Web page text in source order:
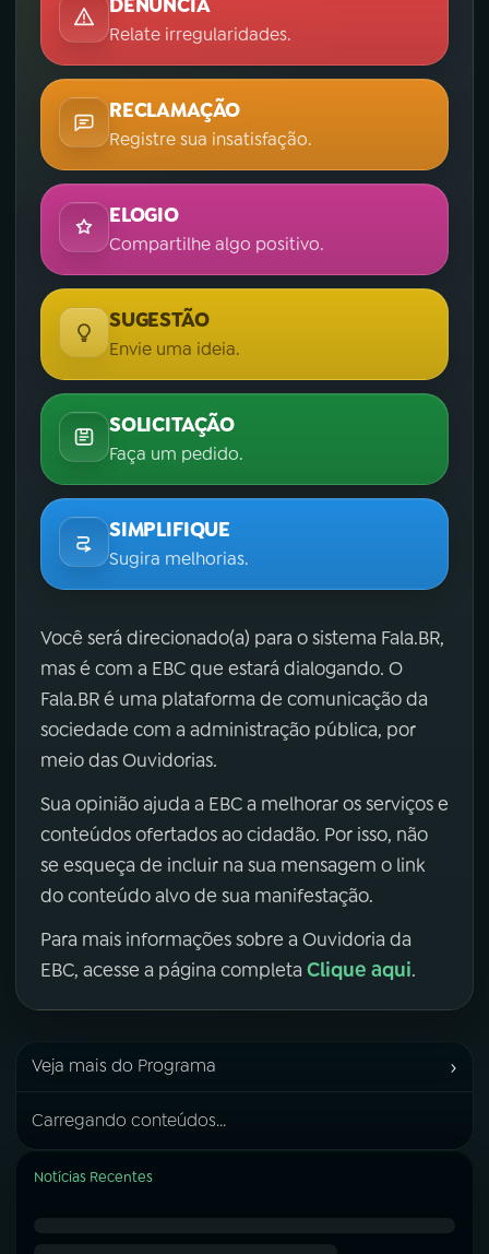
Relate irregularidades.
RECLAMAÇÃO
Registre sua insatisfação.
ELOGIO
Compartilhe algo positivo.
SUGESTÃO
Envie uma ideia.
SOLICITAÇÃO
Faça um pedido.
SIMPLIFIQUE
Sugira melhorias.
Você será direcionado(a) para o sistema Fala.BR,
mas é com a EBC que estará dialogando. O
Fala.BR é uma plataforma de comunicação da
sociedade com a administração pública, por
meio das Ouvidorias.
Sua opinião ajuda a EBC a melhorar os serviços e
conteúdos ofertados ao cidadão. Por isso, não
se esqueça de incluir na sua mensagem o link
do conteúdo alvo de sua manifestação.
Para mais informações sobre a Ouvidoria da
EBC, acesse a página completa Clique aqui.
Veja mais do Programa ›
Carregando conteúdos...
Notícias Recentes